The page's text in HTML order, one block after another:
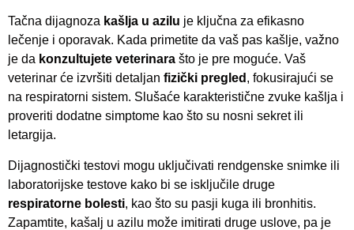
Tačna dijagnoza kašlja u azilu je ključna za efikasno
lečenje i oporavak. Kada primetite da vaš pas kašlje, važno
je da konzultujete veterinara što je pre moguće. Vaš
veterinar će izvršiti detaljan fizički pregled , fokusirajući se
na respiratorni sistem. Slušaće karakteristične zvuke kašlja i
proveriti dodatne simptome kao što su nosni sekret ili
letargija.
Dijagnostički testovi mogu uključivati rendgenske snimke ili
laboratorijske testove kako bi se isključile druge
respiratorne bolesti, kao što su pasji kuga ili bronhitis.
Zapamtite, kašalj u azilu može imitirati druge uslove, pa je